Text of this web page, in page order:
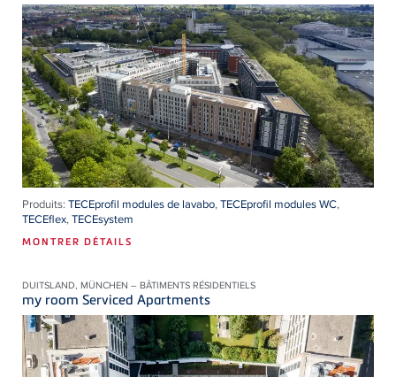
Produits: TECEprofil modules de lavabo,TECEprofil modules WC,
TECEflex,TECEsystem
MONTRER DÉTAILS
DUITSLAND, MÜNCHEN – BÂTIMENTS RÉSIDENTIELS
my room Serviced Apartments